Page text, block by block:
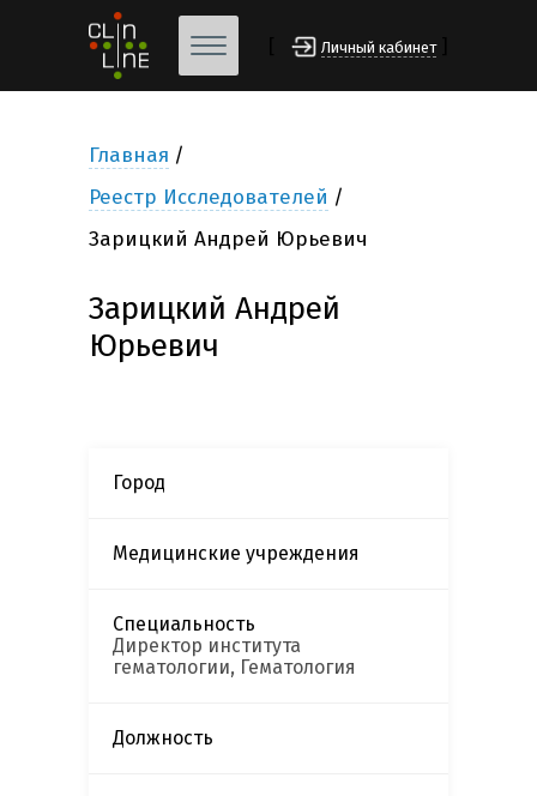
Личный кабинет
Главная
Реестр Исследователей
Зарицкий Андрей Юрьевич
Зарицкий Андрей
Юрьевич
Город
Медицинские учреждения
Специальность
Директор института
гематологии, Гематология
Должность